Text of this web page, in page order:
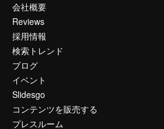
会社概要
Reviews
採用情報
検索トレンド
ブログ
イベント
Slidesgo
コンテンツを販売する
プレスルーム